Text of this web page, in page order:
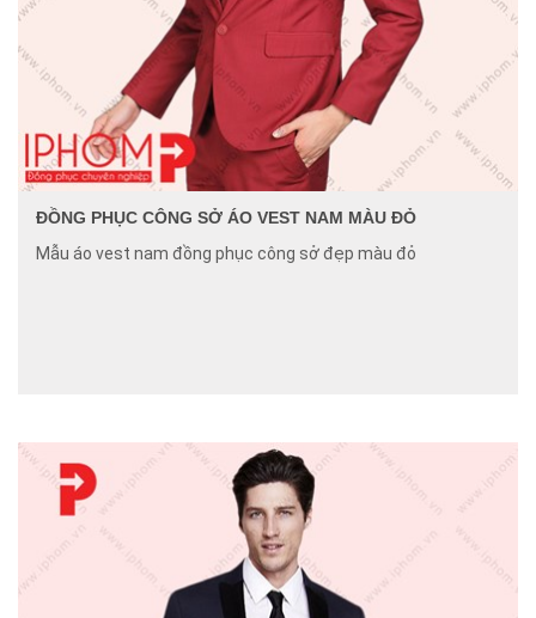
ĐỒNG PHỤC CÔNG SỞ ÁO VEST NAM MÀU ĐỎ
Mẫu áo vest nam đồng phục công sở đẹp màu đỏ